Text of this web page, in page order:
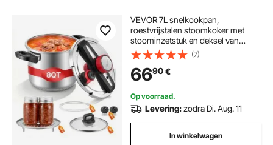
VEVOR 7L snelkookpan,
roestvrijstalen stoomkoker met
stoominzetstuk en deksel van
gehard glas, en 3 drukstanden voor
vlees, bonen, rijst, soepen en
sauzen. Snelkookpan tot 100 kPa.
(7)
6690€
Op voorraad.
Levering:zodra Di. Aug. 11
In winkelwagen